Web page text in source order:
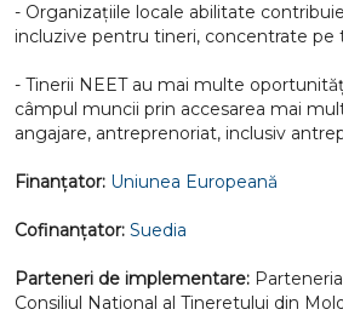
- Organizațiile locale abilitate
incluzive pentru tineri, concentrate pe
- Tinerii NEET au mai multe
câmpul muncii prin accesarea mai
angajare, antreprenoriat, inclusiv
Finanțator: Uniunea Europeană
Cofinanțator: Suedia
Parteneri de implementare:
Consiliul National al Tineretului din